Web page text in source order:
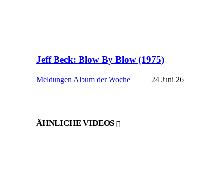
Jeff Beck: Blow By Blow (1975)
Meldungen Album der Woche 24 Juni 26
ÄHNLICHE VIDEOS